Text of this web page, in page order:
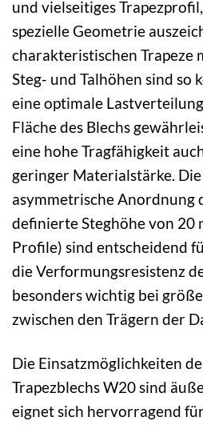
und vielseitiges
spezielle Geometrie
charakteristischen Trapeze
Steg- und Talhöhen sind so
eine optimale
Fläche des Blechs
eine hohe Tragfähigkeit
geringer Materialstärke.
asymmetrische Anordnung
definierte Steghöhe von 20
Profile) sind entscheidend
die Verformungsresistenz
besonders wichtig bei
zwischen den Trägern der
Die Einsatzmöglichkeiten
Trapezblechs W20 sind
eignet sich hervorragend